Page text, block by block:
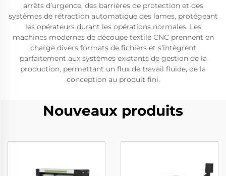
arrêts d’urgence, des barrières de protection et des
systèmes de rétraction automatique des lames, protégeant
les opérateurs durant les opérations normales. Les
machines modernes de découpe textile CNC prennent en
charge divers formats de fichiers et s’intègrent
parfaitement aux systèmes existants de gestion de la
production, permettant un flux de travail fluide, de la
conception au produit fini.
Nouveaux produits